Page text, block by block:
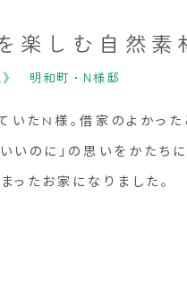
楽しむ自然素
》 明和町・N様邸
いたN様。借家のよかった
いのに」の思いをかたちに
ったお家になりました。